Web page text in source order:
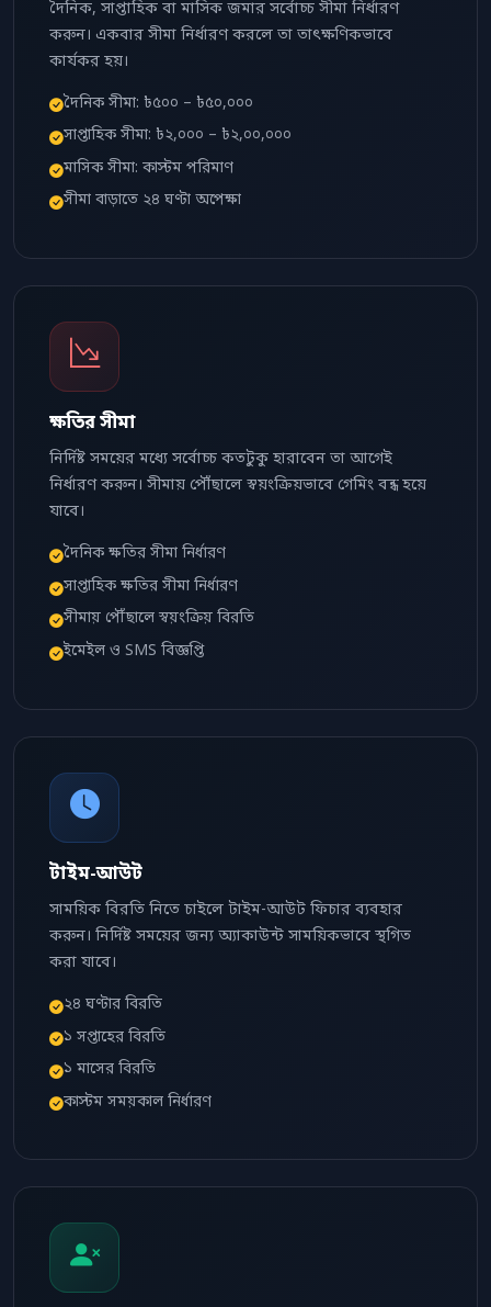
দৈনিক, সাপ্তাহিক বা মাসিক জমার সর্বোচ্চ সীমা নির্ধারণ
করুন। একবার সীমা নির্ধারণ করলে তা তাৎক্ষণিকভাবে
কার্যকর হয়।
দৈনিক সীমা: ৳৫০০ – ৳৫০,০০০
সাপ্তাহিক সীমা: ৳২,০০০ – ৳২,০০,০০০
মাসিক সীমা: কাস্টম পরিমাণ
সীমা বাড়াতে ২৪ ঘণ্টা অপেক্ষা
ক্ষতির সীমা
নির্দিষ্ট সময়ের মধ্যে সর্বোচ্চ কতটুকু হারাবেন তা আগেই
নির্ধারণ করুন। সীমায় পৌঁছালে স্বয়ংক্রিয়ভাবে গেমিং বন্ধ হয়ে
যাবে।
দৈনিক ক্ষতির সীমা নির্ধারণ
সাপ্তাহিক ক্ষতির সীমা নির্ধারণ
সীমায় পৌঁছালে স্বয়ংক্রিয় বিরতি
ইমেইল ও SMS বিজ্ঞপ্তি
টাইম-আউট
সাময়িক বিরতি নিতে চাইলে টাইম-আউট ফিচার ব্যবহার
করুন। নির্দিষ্ট সময়ের জন্য অ্যাকাউন্ট সাময়িকভাবে স্থগিত
করা যাবে।
২৪ ঘণ্টার বিরতি
১ সপ্তাহের বিরতি
১ মাসের বিরতি
কাস্টম সময়কাল নির্ধারণ